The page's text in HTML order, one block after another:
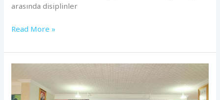
arasında disiplinler
Read More »
Scientix
STEM